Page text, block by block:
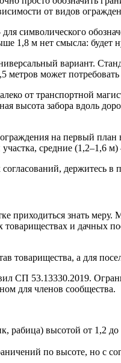
от видов
символического
1,8 м нет смысла:
вариант.
может
от транспортной
высота забора вдоль
на первый
средние (1,2–1,6
держитесь в
приходиться знать
и дачных
а для
СП 53.13330.2019.
для членов сообщества.
рабица) высотой от 1,2
по высоте, но с